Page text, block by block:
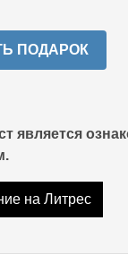
ПОДАРОК
является
на Литрес